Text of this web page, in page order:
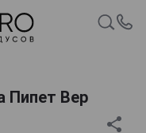
Пипет Вер